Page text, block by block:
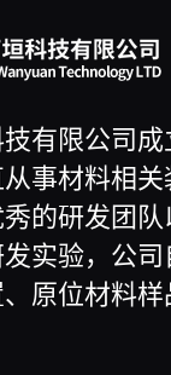
有限公司
事材料相关
的研发团队
实验，公
原位材料